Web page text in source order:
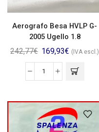
Aerografo Besa HVLP G-
2005 Ugello 1.8
242,77€ 169,93€ (IVA escl.)